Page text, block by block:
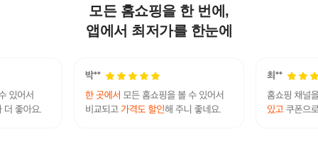
모든 홈쇼핑을 한 번에,
앱에서 최저가를 한눈에
에어데이즈 마스크 KF94 새부리형 마스크 대형 10
매 블랙
4,900 원
에어데이즈 와이드 KF94 마스크 중형 블랙 30매